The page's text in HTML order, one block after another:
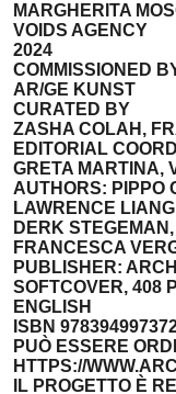
MARGHERITA
VOIDS AGENCY
2024
COMMISSIONED
AR/GE KUNST
CURATED BY
ZASHA COLAH,
EDITORIAL
GRETA MARTINA,
AUTHORS: PIPPO
LAWRENCE
DERK
FRANCESCA
PUBLISHER:
SOFTCOVER, 408
ENGLISH
ISBN
PUÒ ESSERE
HTTPS://
IL PROGETTO È